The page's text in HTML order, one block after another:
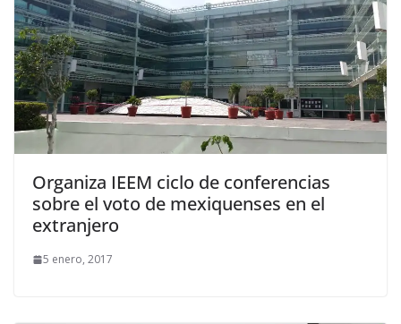
Organiza IEEM ciclo de conferencias
sobre el voto de mexiquenses en el
extranjero
5 enero, 2017